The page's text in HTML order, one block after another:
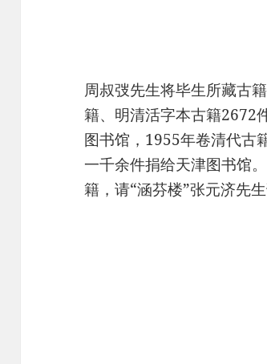
周叔弢先生将毕生所藏古
籍、明清活字本古籍2672
图书馆，1955年卷清代古
一千余件捐给天津图书馆
籍，请“涵芬楼”张元济先